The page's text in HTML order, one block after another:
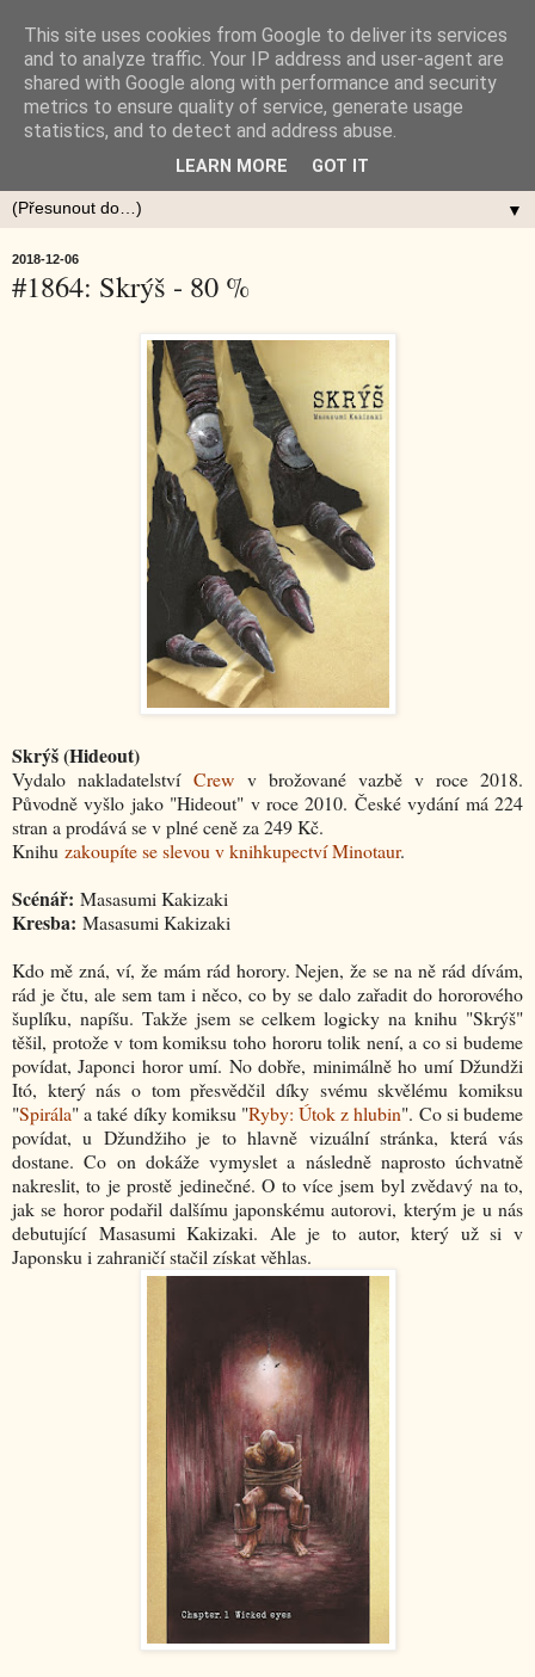
▼
2018-12-06
#1864: Skrýš - 80 %
Skrýš (Hideout)
Vydalo nakladatelství Crew v brožované vazbě v roce 2018.
Původně vyšlo jako "Hideout" v roce 2010. České vydání má 224
stran a prodává se v plné ceně za 249 Kč.
Knihu zakoupíte se slevou v knihkupectví Minotaur.
Scénář: Masasumi Kakizaki
Kresba: Masasumi Kakizaki
Kdo mě zná, ví, že mám rád horory. Nejen, že se na ně rád dívám,
rád je čtu, ale sem tam i něco, co by se dalo zařadit do hororového
šuplíku, napíšu. Takže jsem se celkem logicky na knihu "Skrýš"
těšil, protože v tom komiksu toho hororu tolik není, a co si budeme
povídat, Japonci horor umí. No dobře, minimálně ho umí Džundži
Itó, který nás o tom přesvědčil díky svému skvělému komiksu
"Spirála" a také díky komiksu "Ryby: Útok z hlubin". Co si budeme
povídat, u Džundžiho je to hlavně vizuální stránka, která vás
dostane. Co on dokáže vymyslet a následně naprosto úchvatně
nakreslit, to je prostě jedinečné. O to více jsem byl zvědavý na to,
jak se horor podařil dalšímu japonskému autorovi, kterým je u nás
debutující Masasumi Kakizaki. Ale je to autor, který už si v
Japonsku i zahraničí stačil získat věhlas.
This site uses cookies from Google to deliver its services
and to analyze traffic. Your IP address and user-agent are
shared with Google along with performance and security
metrics to ensure quality of service, generate usage
statistics, and to detect and address abuse.
LEARN MORE GOT IT